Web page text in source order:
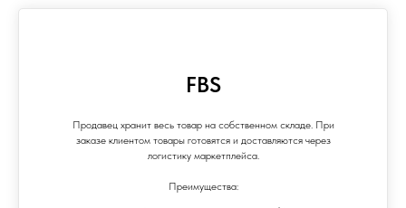
FBS
Продавец хранит весь товар на собственном складе. При
заказе клиентом товары готовятся и доставляются через
логистику маркетплейса.
Преимущества: